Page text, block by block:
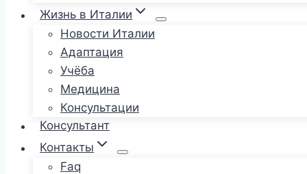
Жизнь в Италии
Новости Италии
Адаптация
Учёба
Медицина
Консультации
Консультант
Контакты
Faq